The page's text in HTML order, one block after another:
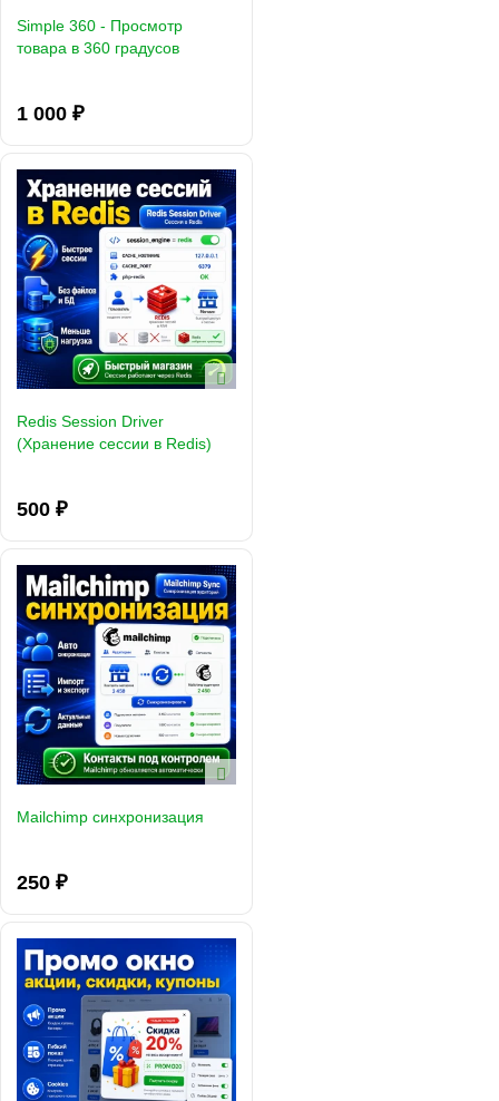
Simple 360 - Просмотр
товара в 360 градусов
1 000 ₽
Redis Session Driver
(Хранение сессии в Redis)
500 ₽
Mailchimp синхронизация
250 ₽